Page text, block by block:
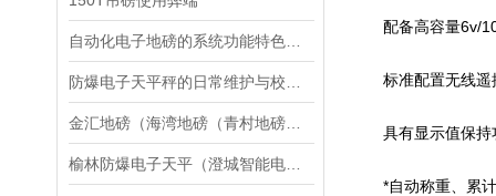
配备高容量6v/
标准配置无线遥
具有显示值保持
*自动称重、累